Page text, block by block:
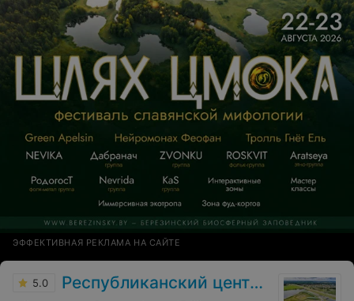
ЭФФЕКТИВНАЯ РЕКЛАМА НА САЙТЕ
5.0 Республиканский центр олимпийской подготовки по гребным видам спорта